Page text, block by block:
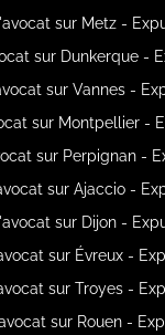
sur Metz -
sur Dunkerque -
sur Vannes -
sur Montpellier -
sur Perpignan -
sur Ajaccio -
sur Dijon -
sur Évreux -
sur Troyes -
sur Rouen -